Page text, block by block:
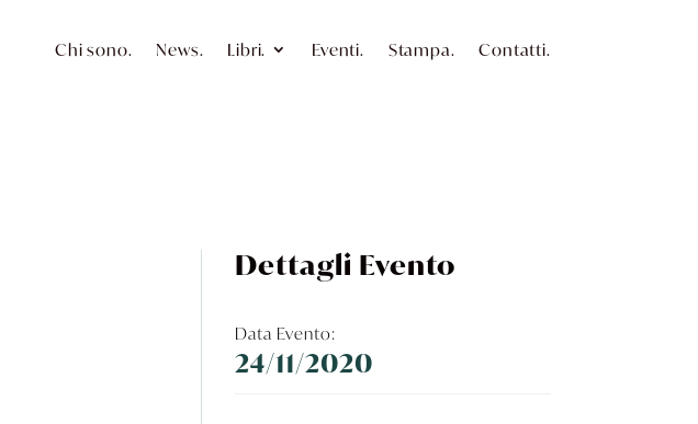
Chi sono. News. Libri. Eventi. Stampa. Contatti.
Dettagli Evento
Data Evento:
24/11/2020